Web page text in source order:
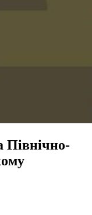
Північно-